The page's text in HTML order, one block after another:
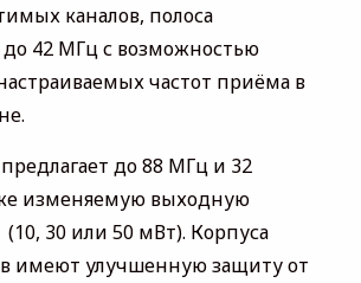
каналов, полоса
42 МГц с возможностью
частот приёма в
до 88 МГц и 32
изменяемую выходную
30 или 50 мВт). Корпуса
имеют улучшенную защиту от